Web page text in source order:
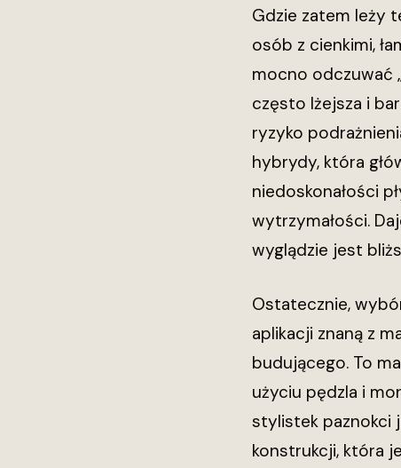
Gdzie zatem leży
osób z cienkimi,
mocno odczuwać
często lżejsza i
ryzyko
hybrydy, która
niedoskonałości
wytrzymałości.
wyglądzie jest
Ostatecznie,
aplikacji znaną z
budującego. To
użyciu pędzla i
stylistek paznokci
konstrukcji, która